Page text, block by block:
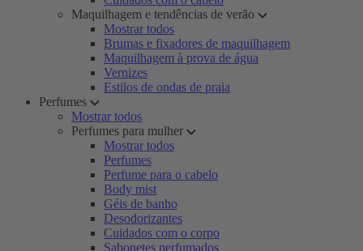
Maquilhagem e tendências de verão
Mostrar todos
Brumas e fixadores de maquilhagem
Maquilhagem à prova de água
Vernizes
Estilos de ondas de praia
Perfumes
Mostrar todos
Perfumes para mulher
Mostrar todos
Perfumes
Perfume para o cabelo
Body mist
Géis de banho
Desodorizantes
Cuidados com o corpo
Sabonetes perfumados